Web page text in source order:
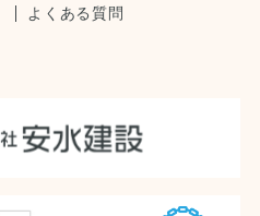
よくある質問